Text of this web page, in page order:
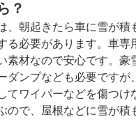
？
、朝起きたら車に雪が
る必要があります。車
素材なので安心です。
ダンプなども必要です
てワイパーなどを傷つ
ので、屋根などに雪が積